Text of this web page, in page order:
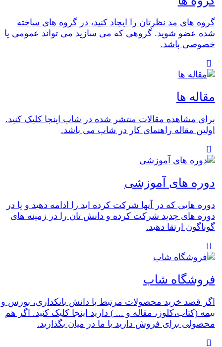
گروه های مد نظرتان را ایجاد کنید، در گروه های ساخته
شده عضو شوید. گروهی که می سازید می تواند عمومی یا
خصوصی باشد.
مقاله ها
برای مشاهده مقالات منتشر شده در شاب اینجا کلیک کنید.
اولین مقاله راهنمای کار در شاب می باشد.
دوره های آموزشی
دوره هایی که در آنها شرکت کرده اید را ادامه دهید و یا در
دوره های جدید شرکت کرده و دانش تان را در زمینه های
گوناگون ارتقا دهید.
فروشگاه شاب
اگر قصد خرید محصولات مرتبط با دانش بانکداری، بورس و
بیمه (کتاب،کلوز، مقاله و ... ) دارید اینجا کلیک کنید. اگر هم
محصولی برای فروش دارید با ما در میان بگذارید.